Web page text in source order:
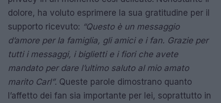
dolore, ha voluto esprimere la sua gratitudine per il
supporto ricevuto: “Questo è un messaggio
d’amore per la famiglia, gli amici e i fan. Grazie per
tutti i messaggi, i biglietti e i fiori che avete
mandato per dare l’ultimo saluto al mio amato
marito Carl”. Queste parole dimostrano quanto
l’affetto dei fan sia importante per lei, soprattutto in